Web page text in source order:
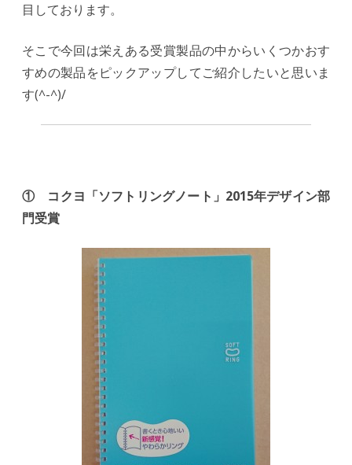
目しております。
そこで今回は栄えある受賞製品の中からいくつかおす
すめの製品をピックアップしてご紹介したいと思いま
す(^-^)/
① コクヨ「ソフトリングノート」2015年デザイン部
門受賞